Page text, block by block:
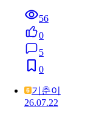
56
0
5
0
기춘이
26.07.22